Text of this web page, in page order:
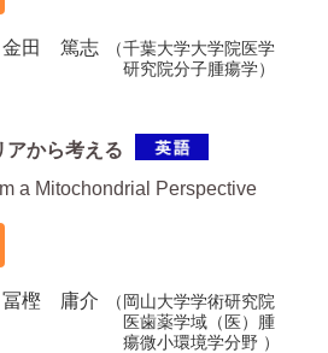
金田 篤志
千葉大学大学院医学
研究院分子腫瘍学
アから考える
a Mitochondrial Perspective
冨樫 庸介
岡山大学学術研究院
医歯薬学域（医）腫
瘍微小環境学分野